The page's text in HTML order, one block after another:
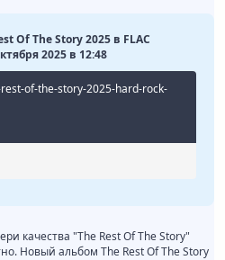
Of The Story 2025 в FLAC
2025 в 12:48
of-the-story-2025-hard-rock-
качества "The Rest Of The Story"
Новый альбом The Rest Of The Story